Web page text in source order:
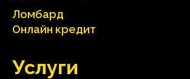
Ломбард
Онлайн кредит
Услуги